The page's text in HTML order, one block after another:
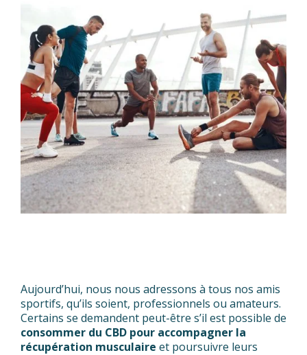
Aujourd’hui, nous nous adressons à tous nos amis
sportifs, qu’ils soient, professionnels ou amateurs.
Certains se demandent peut-être s’il est possible de
consommer du CBD pour accompagner la
récupération musculaire et poursuivre leurs